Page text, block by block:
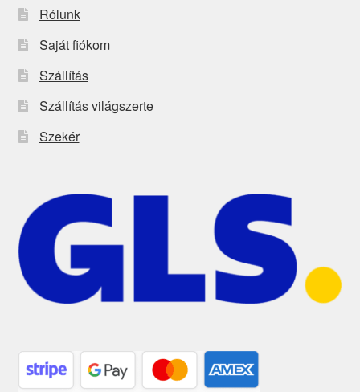
Rólunk
Saját fiókom
Szállítás
Szállítás világszerte
Szekér